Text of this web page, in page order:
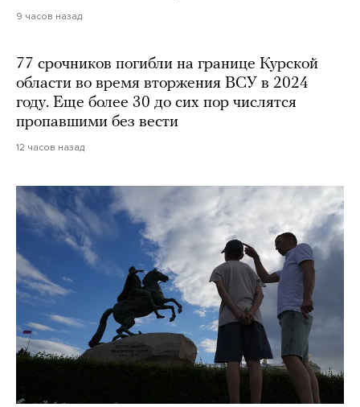
9 часов назад
77 срочников погибли на границе Курской
области во время вторжения ВСУ в 2024
году. Еще более 30 до сих пор числятся
пропавшими без вести
12 часов назад